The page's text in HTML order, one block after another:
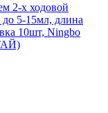
2-х ходовой
5-15мл, длина
10шт, Ningbo